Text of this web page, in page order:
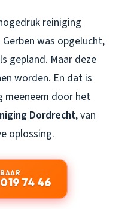
reiniging
was opgelucht,
gepland. Maar deze
worden. En dat is
meeneem door het
Dordrecht, van
oplossing.
74 46